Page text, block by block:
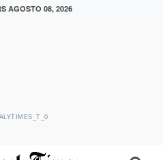
AGOSTO 08, 2026